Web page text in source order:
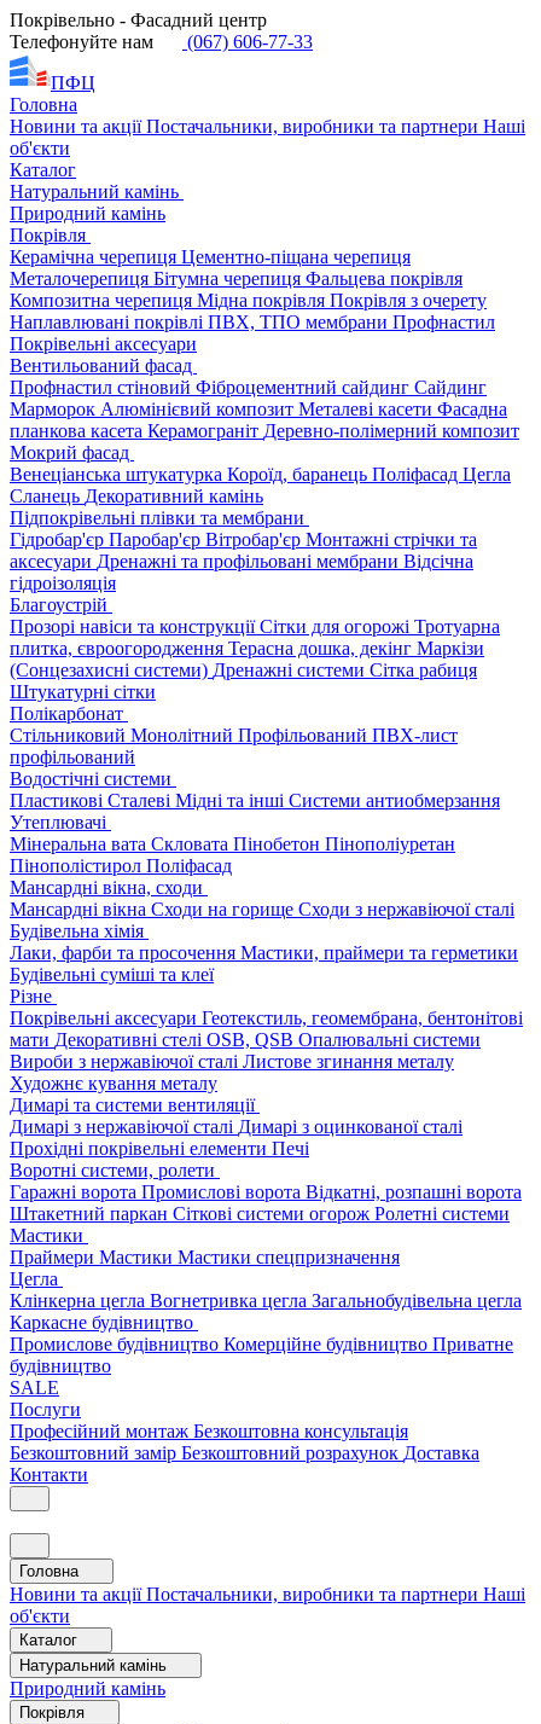
Покрівельно - Фасадний центр
Телефонуйте нам
(067) 606-77-33
ПФЦ
Головна
Новини та акціїПостачальники, виробники та партнери Наші
об'єкти
Каталог
Натуральний камінь
Природний камінь
Покрівля
Керамічна черепиця Цементно-піщана черепиця
Металочерепиця Бітумна черепиця Фальцева покрівля
Композитна черепиця Мідна покрівля Покрівля з очерету
Наплавлювані покрівлі ПВХ, ТПО мембрани Профнастил
Покрівельні аксесуари
Вентильований фасад
Профнастил стіновий Фіброцементний сайдинг Сайдинг
Марморок Алюмінієвий композит Металеві касети Фасадна
планкова касета Керамограніт Деревно-полімерний композит
Мокрий фасад
Венеціанська штукатурка Короїд, баранець Поліфасад Цегла
Сланець Декоративний камінь
Підпокрівельні плівки та мембрани
Гідробар'єр Паробар'єр Вітробар'єр Монтажні стрічки та
аксесуари Дренажні та профільовані мембрани Відсічна
гідроізоляція
Благоустрій
Прозорі навіси та конструкціїСітки для огорожі Тротуарна
плитка, євроогородження Терасна дошка, декінг Маркізи
(Сонцезахисні системи) Дренажні системи Сітка рабиця
Штукатурні сітки
Полікарбонат
Стільниковий Монолітний Профільований ПВХ-лист
профільований
Водостічні системи
Пластикові Сталеві Мідні та інші Системи антиобмерзання
Утеплювачі
Мінеральна вата Скловата Пінобетон Пінополіуретан
Пінополістирол Поліфасад
Мансардні вікна, сходи
Мансардні вікна Сходи на горище Сходи з нержавіючої сталі
Будівельна хімія
Лаки, фарби та просочення Мастики, праймери та герметики
Будівельні суміші та клеї
Різне
Покрівельні аксесуари Геотекстиль, геомембрана, бентонітові
мати Декоративні стелі OSB, QSB Опалювальні системи
Вироби з нержавіючої сталі Листове згинання металу
Художнє кування металу
Димарі та системи вентиляції
Димарі з нержавіючої сталі Димарі з оцинкованої сталі
Прохідні покрівельні елементи Печі
Воротні системи, ролети
Гаражні ворота Промислові ворота Відкатні, розпашні ворота
Штакетний паркан Сіткові системи огорож Ролетні системи
Мастики
Праймери Мастики Мастики спецпризначення
Цегла
Клінкерна цегла Вогнетривка цегла Загальнобудівельна цегла
Каркасне будівництво
Промислове будівництво Комерційне будівництво Приватне
будівництво
SALE
Послуги
Професійний монтаж Безкоштовна консультація
Безкоштовний замір Безкоштовний розрахунок Доставка
Контакти
Головна
Новини та акціїПостачальники, виробники та партнери Наші
об'єкти
Каталог
Натуральний камінь
Природний камінь
Покрівля